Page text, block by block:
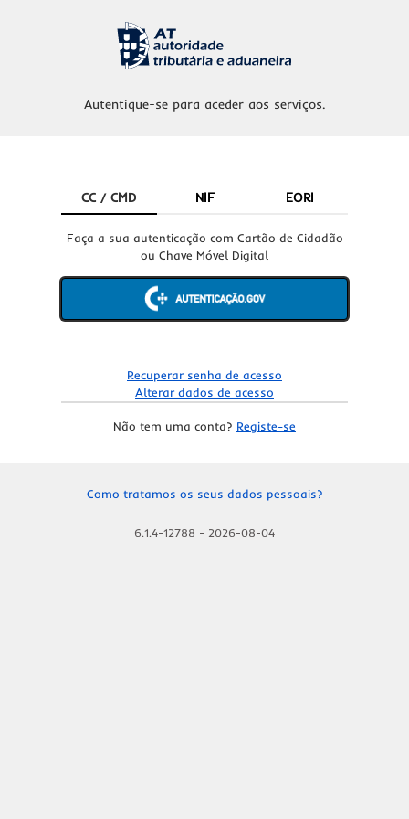
Autentique-se para aceder aos serviços.
CC / CMD NIF EORI
Faça a sua autenticação com Cartão de Cidadão
ou Chave Móvel Digital
Recuperar senha de acesso
Alterar dados de acesso
Não tem uma conta? Registe-se
Como tratamos os seus dados pessoais?
6.1.4-12788 - 2026-08-04